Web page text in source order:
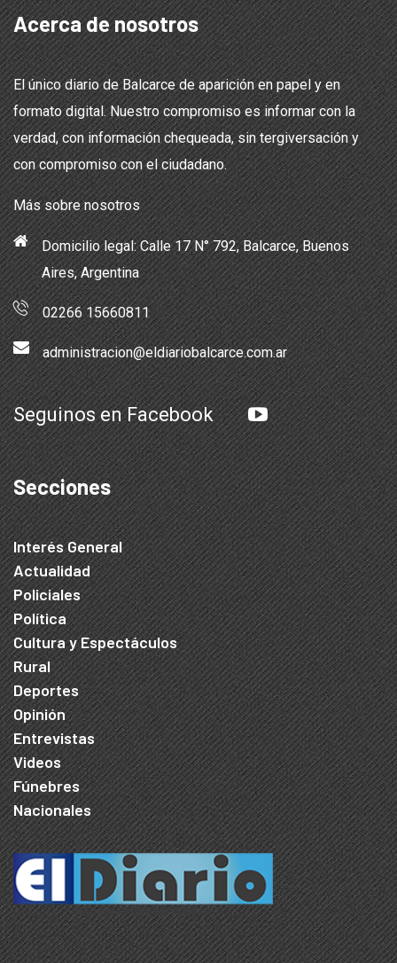
Acerca de nosotros
El único diario de Balcarce de aparición en papel y en
formato digital. Nuestro compromiso es informar con la
verdad, con información chequeada, sin tergiversación y
con compromiso con el ciudadano.
Más sobre nosotros
Domicilio legal: Calle 17 N° 792, Balcarce, Buenos
Aires, Argentina
02266 15660811
administracion@eldiariobalcarce.com.ar
Seguinos en Facebook
Secciones
Interés General
Actualidad
Policiales
Política
Cultura y Espectáculos
Rural
Deportes
Opinión
Entrevistas
Videos
Fúnebres
Nacionales